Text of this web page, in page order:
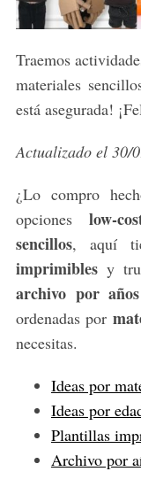
Traemos
materiales
está asegurada!
Actualizado el 30/
¿Lo compro
opcioneslow-
sencillos, aquí
imprimiblesy
archivo por años
ordenadas por
necesitas.
Ideas por
Ideas por
Plantillas
Archivo por